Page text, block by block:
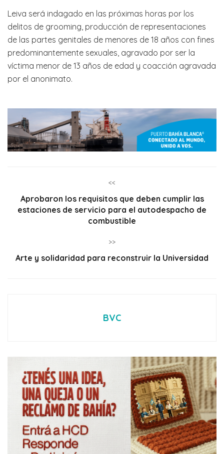
Leiva será indagado en las próximas horas por los
delitos de grooming, producción de representaciones
de las partes genitales de menores de 18 años con fines
predominantemente sexuales, agravado por ser la
víctima menor de 13 años de edad y coacción agravada
por el anonimato.
<<
Aprobaron los requisitos que deben cumplir las
estaciones de servicio para el autodespacho de
combustible
>>
Arte y solidaridad para reconstruir la Universidad
BVC